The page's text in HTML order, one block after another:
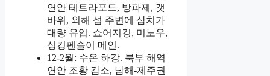
연안 테트라포드, 방파제, 갯
바위, 외해 섬 주변에 삼치가
대량 유입. 쇼어지깅, 미노우,
싱킹펜슬이 메인.
12-2월: 수온 하강. 북부 해역
연안 조황 감소, 남해-제주권